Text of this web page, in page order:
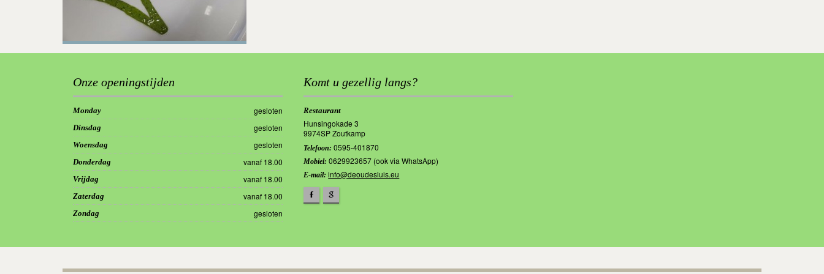
Onze openingstijden
Monday gesloten
Dinsdag gesloten
Woensdag gesloten
Donderdag vanaf 18.00
Vrijdag vanaf 18.00
Zaterdag vanaf 18.00
Zondag gesloten
Komt u gezellig langs?
Restaurant
Hunsingokade 3
9974SP Zoutkamp
Telefoon: 0595-401870
Mobiel: 0629923657 (ook via WhatsApp)
E-mail: info@deoudesluis.eu
F g